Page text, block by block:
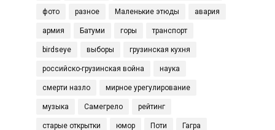
фото разное Маленькие этюды авария
армия Батуми горы транспорт
birdseye выборы грузинская кухня
российско-грузинская война наука
смерти назло мирное урегулирование
музыка Самегрело рейтинг
старые открытки юмор Поти Гагра